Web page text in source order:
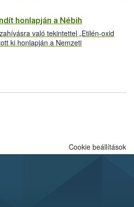
honlapján a Nébih
való tekintettel „Etilén-oxid
ki honlapján a Nemzeti
Hivatal (Nébih). A folyamatosan
forgalomba hozott
bizonyítottan etilén-oxiddal
Cookie beállítások